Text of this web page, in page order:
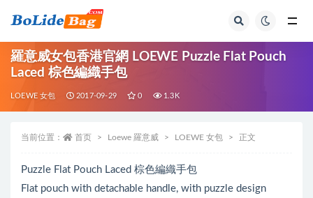
羅意威女包香港官網 LOEWE Puzzle Flat Pouch
Laced 棕色編織手包
LOEWE 女包 2017-09-29 0 1.3K
当前位置： 首页 Loewe 羅意威 LOEWE 女包 正文
Puzzle Flat Pouch Laced 棕色編織手包
Flat pouch with detachable handle, with puzzle design